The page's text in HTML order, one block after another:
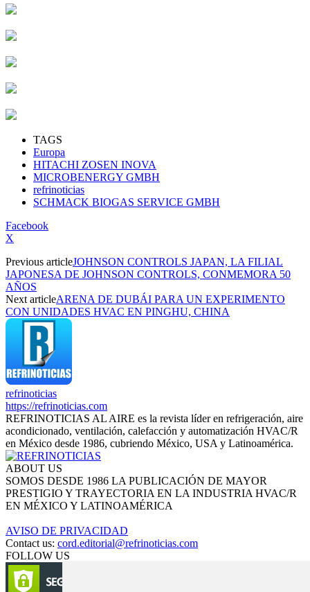
TAGS
Europa
HITACHI ZOSEN INOVA
MICROBENERGY GMBH
refrinoticias
SCHMACK BIOGAS SERVICE GMBH
Facebook
X
Previous articleJOHNSON CONTROLS JAPAN, LA FILIAL
JAPONESA DE JOHNSON CONTROLS, CONMEMORA 50
AÑOS
Next articleARENA DE DUBÁI PARA UN EXPERIMENTO
CON UNIDADES HVAC EN PINGHU, CHINA
refrinoticias
https://refrinoticias.com
REFRINOTICIAS AL AIRE es la revista líder en refrigeración, aire
acondicionado, ventilación, calefacción y automatización HVAC/R
en México desde 1986, cubriendo México, USA y Latinoamérica.
ABOUT US
SOMOS DESDE 1986 LA PUBLICACIÓN DE MAYOR
PRESTIGIO Y TRAYECTORIA EN LA INDUSTRIA HVAC/R
EN MÉXICO Y LATINOAMÉRICA
AVISO DE PRIVACIDAD
Contact us: cord.editorial@refrinoticias.com
FOLLOW US